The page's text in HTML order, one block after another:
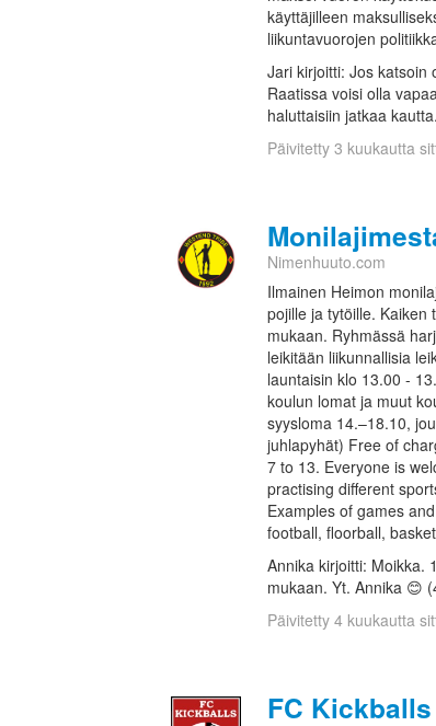
käyttäjilleen
liikuntavuorojen
Jari kirjoitti: Jos katsoin
Raatissa voisi olla
haluttaisiin jatkaa
Päivitetty 3 kuukautta
Nimenhuuto.com
Ilmainen Heimon
pojille ja tytöille. Kaiken
mukaan. Ryhmässä
leikitään liikunnallisia
launtaisin klo 13.00 -
koulun lomat ja muut
syysloma 14.–18.10,
juhlapyhät) Free of
7 to 13. Everyone is
practising different
Examples of games
football, floorball,
Annika kirjoitti: Moikka.
mukaan. Yt. Annika 😊
Päivitetty 4 kuukautta
FC Kickballs